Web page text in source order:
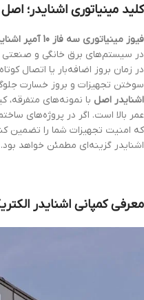
کلید مینیاتوری اشنایدر؛
فیوز مینیاتوری سه فاز 10 آمپر اشنایدر
در سیستم‌های برق خانگی و
در زمان بروز اضافه‌بار یا اتصال
سوختن تجهیزات و بروز خسارت
اشنایدر اصل با نمونه‌های
عمر بالا است. اگر در پروژه‌های
که امنیت تجهیزات شما را تضمین
اشنایدر گزینه‌ای مطمئن خواهد بود.
معرفی کمپانی اشنایدر